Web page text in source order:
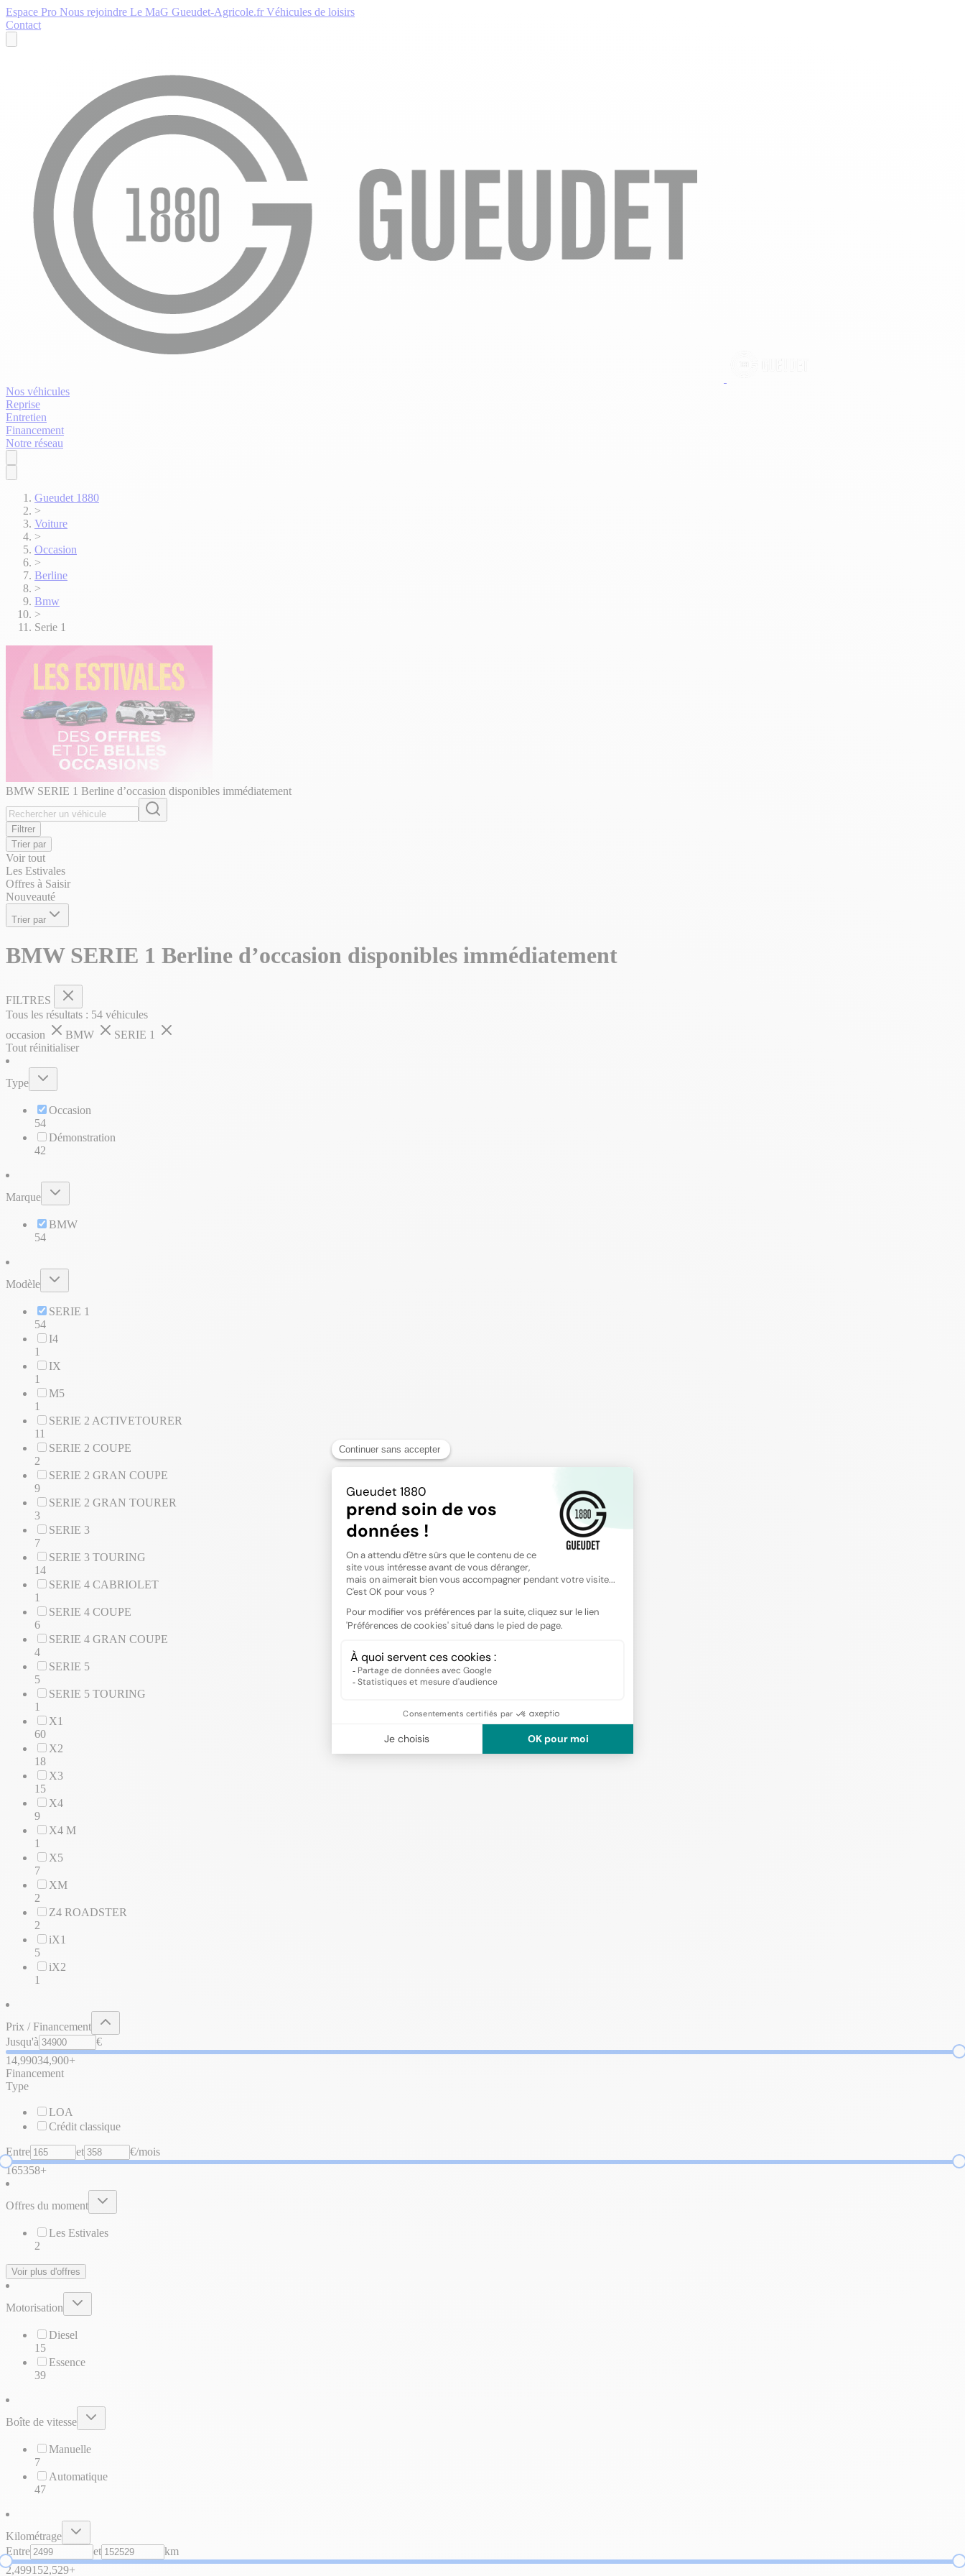
Espace Pro Nous rejoindre Le MaG Gueudet-Agricole.fr Véhicules de loisirs
Contact
Nos véhicules
Reprise
Entretien
Financement
Notre réseau
Gueudet 1880
>
Voiture
>
Occasion
>
Berline
>
Bmw
>
Serie 1
BMW SERIE 1 Berline d’occasion disponibles immédiatement
Filtrer
Trier par
Voir tout
Les Estivales
Offres à Saisir
Nouveauté
Trier par
BMW SERIE 1 Berline d’occasion disponibles immédiatement
FILTRES
Tous les résultats : 54 véhicules
occasion
BMW
SERIE 1
Tout réinitialiser
Type
Occasion
54
Démonstration
42
Marque
BMW
54
Modèle
SERIE 1
54
I4
1
IX
1
M5
1
SERIE 2 ACTIVETOURER
11
SERIE 2 COUPE
2
SERIE 2 GRAN COUPE
9
SERIE 2 GRAN TOURER
3
SERIE 3
7
SERIE 3 TOURING
14
SERIE 4 CABRIOLET
1
SERIE 4 COUPE
6
SERIE 4 GRAN COUPE
4
SERIE 5
5
SERIE 5 TOURING
1
X1
60
X2
18
X3
15
X4
9
X4 M
1
X5
7
XM
2
Z4 ROADSTER
2
iX1
5
iX2
1
Prix / Financement
Jusqu'à
€
14,99034,900+
Financement
Type
LOA
Crédit classique
Entre et
€/mois
165358+
Offres du moment
Les Estivales
2
Voir plus d'offres
Motorisation
Diesel
15
Essence
39
Boîte de vitesse
Manuelle
7
Automatique
47
Kilométrage
Entre
et
km
2,499152,529+